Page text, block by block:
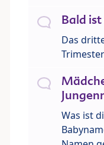
Bald
Das
Trimester
Was ist